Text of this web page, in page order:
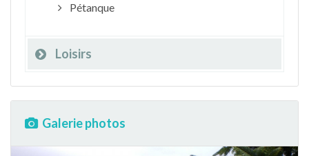
Pétanque
Loisirs
Galerie photos